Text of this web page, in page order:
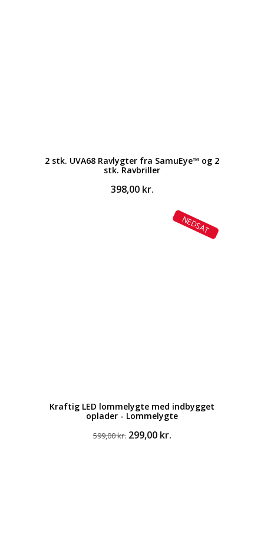
2 stk. UVA68 Ravlygter fra SamuEye™ og 2
stk. Ravbriller
398,00 kr.
NEDSAT
Kraftig LED lommelygte med indbygget
oplader - Lommelygte
599,00kr. Den
299,00 kr.Den